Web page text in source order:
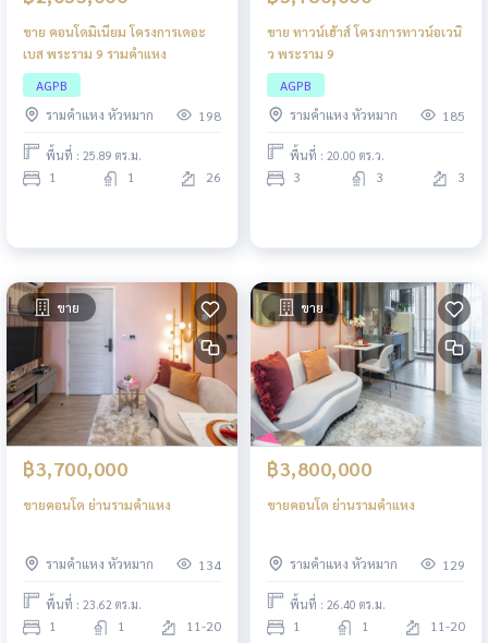
ขาย คอนโดมิเนียม โครงการเดอะ
เบส พระราม 9 รามคำแหง
AGPB
รามคำแหง หัวหมาก
198
พื้นที่ : 25.89 ตร.ม.
1 1 26
ขาย ทาวน์เฮ้าส์ โครงการทาวน์อเวนิ
ว พระราม 9
AGPB
รามคำแหง หัวหมาก
185
พื้นที่ : 20.00 ตร.ว.
3 3 3
ขาย
฿3,700,000
ขายคอนโด ย่านรามคำแหง
รามคำแหง หัวหมาก 134
พื้นที่ : 23.62 ตร.ม.
1 1 11-20
ขาย
฿3,800,000
ขายคอนโด ย่านรามคำแหง
รามคำแหง หัวหมาก 129
พื้นที่ : 26.40 ตร.ม.
1 1 11-20